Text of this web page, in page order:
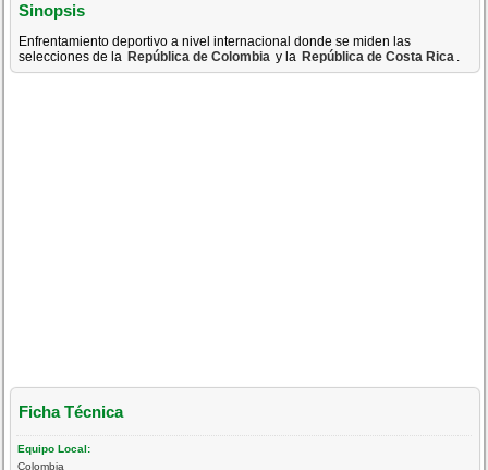
Sinopsis
Enfrentamiento deportivo a nivel internacional donde se miden las
selecciones de la República de Colombia y la República de Costa Rica .
Ficha Técnica
Equipo Local:
Colombia